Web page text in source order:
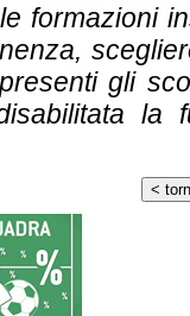
formazioni
gli
la